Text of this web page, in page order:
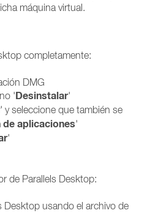
máquina virtual.
completamente:
DMG
'Desinstalar'
' y seleccione que también se
aplicaciones'
'
de Parallels Desktop:
Desktop usando el archivo de